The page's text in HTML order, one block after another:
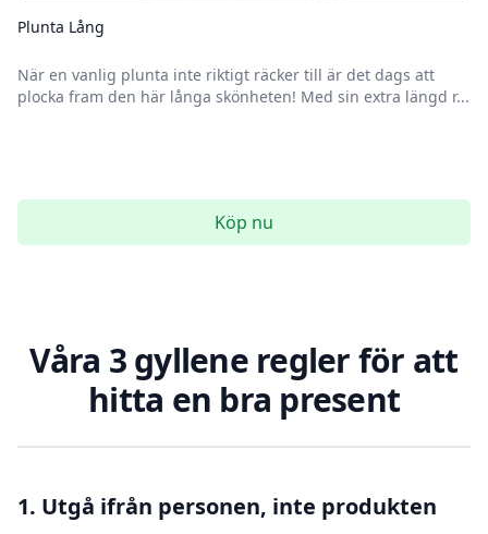
Plunta Lång
När en vanlig plunta inte riktigt räcker till är det dags att
plocka fram den här långa skönheten! Med sin extra längd r...
Köp nu
Våra 3 gyllene regler för att
hitta en bra present
1. Utgå ifrån personen, inte produkten